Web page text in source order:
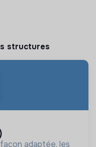
structures
adaptée, les